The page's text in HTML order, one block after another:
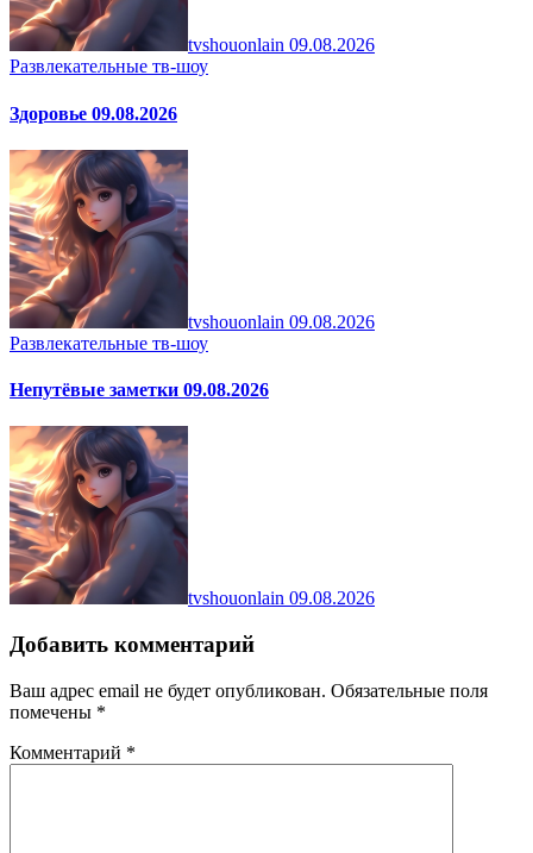
tvshouonlain 09.08.2026
Развлекательные тв-шоу
Здоровье 09.08.2026
tvshouonlain 09.08.2026
Развлекательные тв-шоу
Непутёвые заметки 09.08.2026
tvshouonlain 09.08.2026
Добавить комментарий
Ваш адрес email не будет опубликован. Обязательные поля
помечены *
Комментарий *